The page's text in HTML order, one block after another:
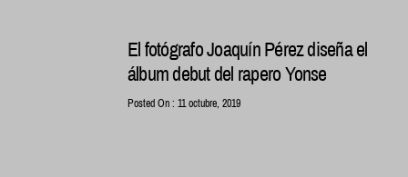
El fotógrafo Joaquín Pérez diseña el
álbum debut del rapero Yonse
Posted On : 11 octubre, 2019